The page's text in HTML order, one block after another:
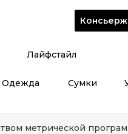
Консьерж
Лайфстайл
Одежда Сумки
метрической